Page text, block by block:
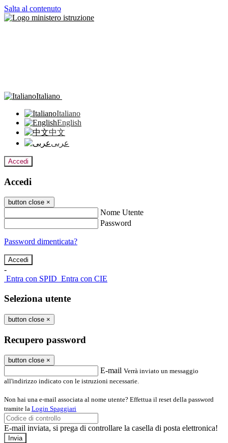
Salta al contenuto
Italiano
Italiano
English
中文
عربى
Accedi
Accedi
button close ×
Nome Utente
Password
Password dimenticata?
-
Entra con SPID Entra con CIE
Seleziona utente
button close ×
Recupero password
button close ×
E-mail Verrà inviato un messaggio
all'indirizzo indicato con le istruzioni necessarie.
Non hai una e-mail associata al nome utente? Effettua il reset della password
tramite la Login Spaggiari
E-mail inviata, si prega di controllare la casella di posta elettronica!